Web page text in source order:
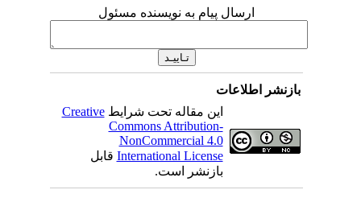
ارسال پیام به نویسنده مسئول
بازنشر اطلاعات
این مقاله تحت شرایطCreative
Commons Attribution-
NonCommercial 4.0
International Licenseقابل
بازنشر است.